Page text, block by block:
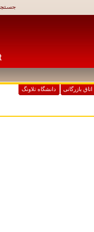
بازرگانی دانشگاه تلاونگ